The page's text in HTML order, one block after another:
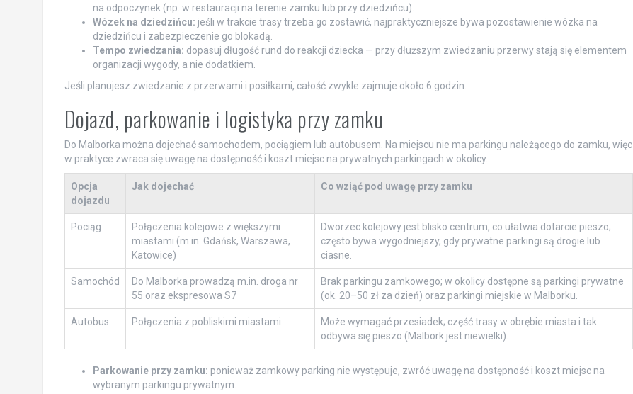
na odpoczynek (np. w restauracji na terenie zamku lub przy dziedzińcu).
Wózek na dziedzińcu: jeśli w trakcie trasy trzeba go zostawić, najpraktyczniejsze bywa pozostawienie wózka na
dziedzińcu i zabezpieczenie go blokadą.
Tempo zwiedzania: dopasuj długość rund do reakcji dziecka — przy dłuższym zwiedzaniu przerwy stają się elementem
organizacji wygody, a nie dodatkiem.
Jeśli planujesz zwiedzanie z przerwami i posiłkami, całość zwykle zajmuje około 6 godzin.
Dojazd, parkowanie i logistyka przy zamku
Do Malborka można dojechać samochodem, pociągiem lub autobusem. Na miejscu nie ma parkingu należącego do zamku, więc
w praktyce zwraca się uwagę na dostępność i koszt miejsc na prywatnych parkingach w okolicy.
Opcja
dojazdu
Jak dojechać Co wziąć pod uwagę przy zamku
Pociąg
Połączenia kolejowe z większymi
miastami (m.in. Gdańsk, Warszawa,
Katowice)
Dworzec kolejowy jest blisko centrum, co ułatwia dotarcie pieszo;
często bywa wygodniejszy, gdy prywatne parkingi są drogie lub
ciasne.
Samochód
Do Malborka prowadzą m.in. droga nr
55 oraz ekspresowa S7
Brak parkingu zamkowego; w okolicy dostępne są parkingi prywatne
(ok. 20–50 zł za dzień) oraz parkingi miejskie w Malborku.
Autobus Połączenia z pobliskimi miastami
Może wymagać przesiadek; część trasy w obrębie miasta i tak
odbywa się pieszo (Malbork jest niewielki).
Parkowanie przy zamku: ponieważ zamkowy parking nie występuje, zwróć uwagę na dostępność i koszt miejsc na
wybranym parkingu prywatnym.